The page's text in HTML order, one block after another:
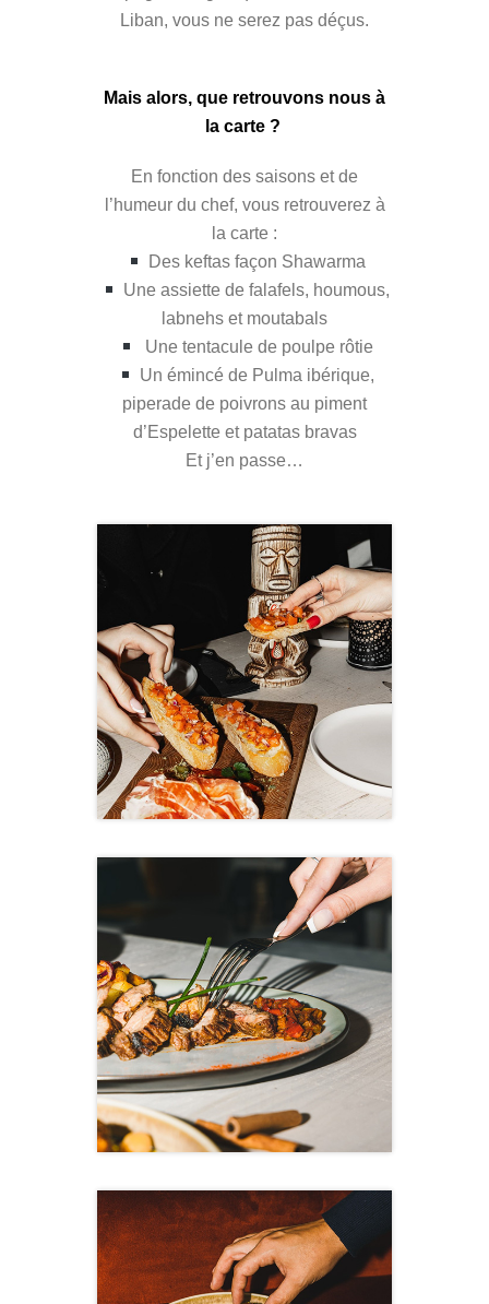
Liban, vous ne serez pas déçus.
Mais alors, que retrouvons nous à
la carte ?
En fonction des saisons et de
l’humeur du chef, vous retrouverez à
la carte :
Des keftas façon Shawarma
Une assiette de falafels, houmous,
labnehs et moutabals
Une tentacule de poulpe rôtie
Un émincé de Pulma ibérique,
piperade de poivrons au piment
d’Espelette et patatas bravas
Et j’en passe…